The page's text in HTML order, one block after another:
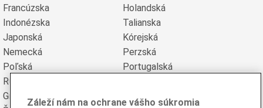
Francúzska
Holandská
Indonézska
Talianska
Japonská
Kórejská
Nemecká
Perzská
Poľská
Portugalská
Rumunská
Grécka
Španielska
Záleží nám na ochrane vášho súkromia